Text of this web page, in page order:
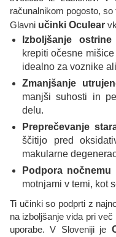
računalnikom pogosto,
Glavni učinki Oculear
Izboljšanje
krepiti očesne
idealno za voznike
Zmanjšanje
manjši suhosti in
delu.
Preprečevanje
ščitijo pred
makularne
Podpora nočnemu
motnjami v temi, kot
Ti učinki so podprti z
na izboljšanje vida pri
uporabe. V Sloveniji je